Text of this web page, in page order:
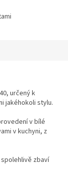
určený k
jakéhokoli stylu.
v bílé
v kuchyni, z
zbaví